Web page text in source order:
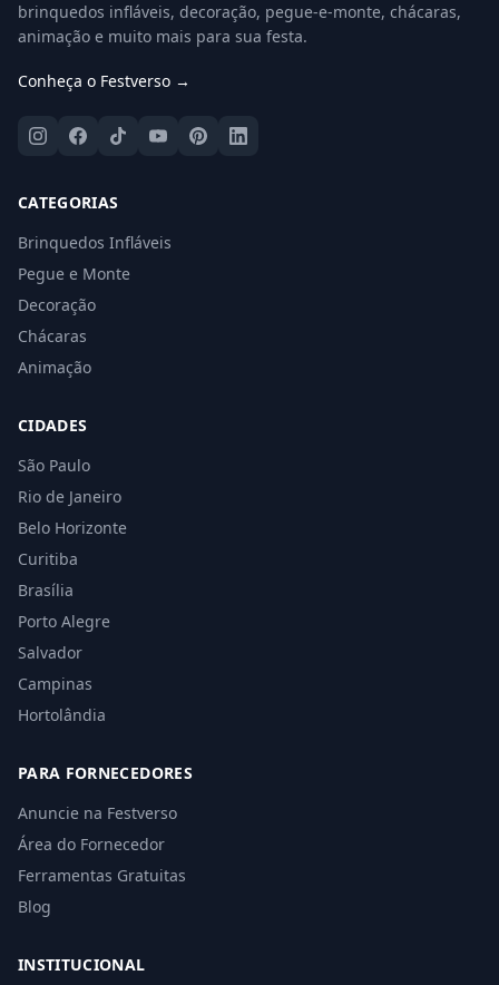
brinquedos infláveis, decoração, pegue-e-monte, chácaras,
animação e muito mais para sua festa.
Conheça o Festverso →
CATEGORIAS
Brinquedos Infláveis
Pegue e Monte
Decoração
Chácaras
Animação
CIDADES
São Paulo
Rio de Janeiro
Belo Horizonte
Curitiba
Brasília
Porto Alegre
Salvador
Campinas
Hortolândia
PARA FORNECEDORES
Anuncie na Festverso
Área do Fornecedor
Ferramentas Gratuitas
Blog
INSTITUCIONAL